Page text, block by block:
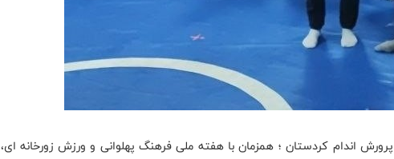
اندام کردستان ؛ همزمان با هفته ملی فرهنگ پهلوانی و ورزش زورخانه ای،